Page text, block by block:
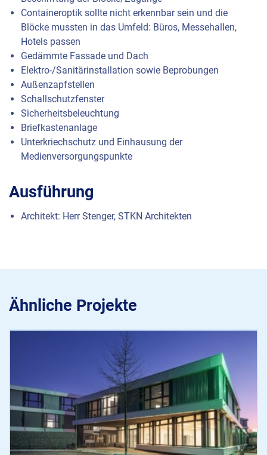
Containeroptik sollte nicht erkennbar sein und die
Blöcke mussten in das Umfeld: Büros, Messehallen,
Hotels passen
Gedämmte Fassade und Dach
Elektro-/Sanitärinstallation sowie Beprobungen
Außenzapfstellen
Schallschutzfenster
Sicherheitsbeleuchtung
Briefkastenanlage
Unterkriechschutz und Einhausung der
Medienversorgungspunkte
Ausführung
Architekt: Herr Stenger, STKN Architekten
Ähnliche Projekte